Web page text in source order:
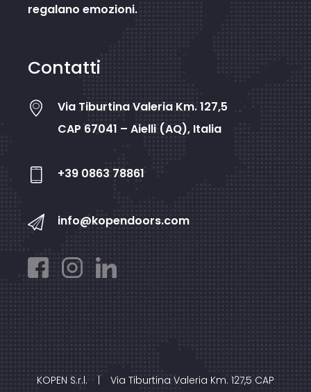
regalano emozioni.
Contatti
Via Tiburtina Valeria Km. 127,5
CAP 67041 – Aielli (AQ), Italia
+39 0863 78861
info@kopendoors.com
KOPEN S.r.l. | Via Tiburtina Valeria Km. 127,5 CAP